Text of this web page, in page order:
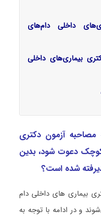
داخلی دام‌های
بیماری‌های داخلی
آزمون دکتری
دعوت شود، بدین
شده است؟
ﺑﻴﻤﺎری ﻫﺎی داخلی دام
و در ادامه با توجه به